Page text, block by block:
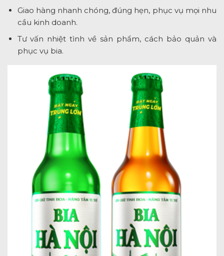
Giao hàng nhanh chóng, đúng hẹn, phục vụ mọi nhu
cầu kinh doanh.
Tư vấn nhiệt tình về sản phẩm, cách bảo quản và
phục vụ bia.